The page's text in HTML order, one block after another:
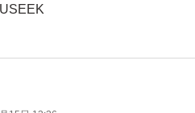
ンプー
未使用
ブラウン